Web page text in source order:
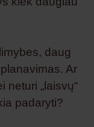
daug
Ar
neturi „laisvų“
padaryti?